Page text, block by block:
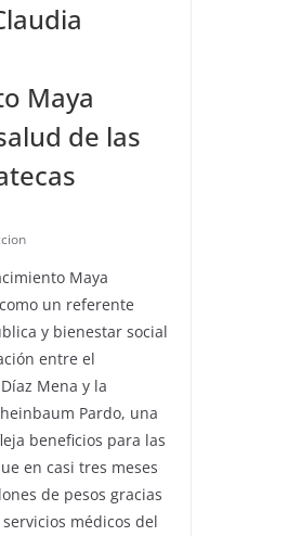
Maya
de las
Maya
un referente
y bienestar social
entre el
Mena y la
Pardo, una
beneficios para las
en casi tres meses
de pesos gracias
médicos del